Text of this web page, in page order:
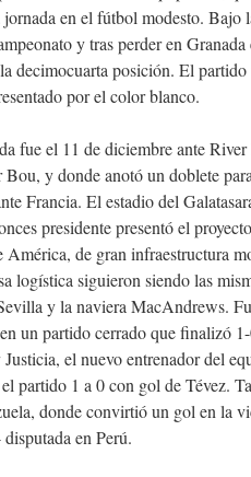
en el fútbol modesto.
y tras perder en
decimocuarta posición. El
por el color blanco.
fue el 11 de diciembre ante
y donde anotó un doblete
Francia. El estadio del
presidente presentó el
de gran infraestructura
logística siguieron siendo las
y la naviera MacAndrews.
un partido cerrado que finalizó
el nuevo entrenador del
partido 1 a 0 con gol de Tévez.
donde convirtió un gol en la
en Perú.